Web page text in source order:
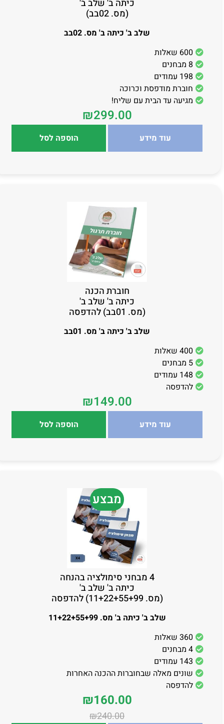
כיתה ב' שלב ב'
(מס. 02בב)
600 שאלות
8 מבחנים
198 עמודים
חוברת מודפסת וכרוכה
מגיעה עד הבית עם שליח!
₪299.00
שלב ב' כיתה ב' מס. 02בב
עוד מידע הוספה לסל
חוברת הכנה
כיתה ב' שלב ב'
(מס. 01בב) להדפסה
400 שאלות
5 מבחנים
148 עמודים
להדפסה
₪149.00
שלב ב' כיתה ב' מס. 01בב
עוד מידע הוספה לסל
מבצע
כיתה ב' שלב ב'
(מס. 11+22+55+99) להדפסה
360 שאלות
4 מבחנים
143 עמודים
שונים מאלה שבחוברות ההכנה האחרות
להדפסה
₪240.00
₪160.00
שלב ב' כיתה ב' מס. 11+22+55+99